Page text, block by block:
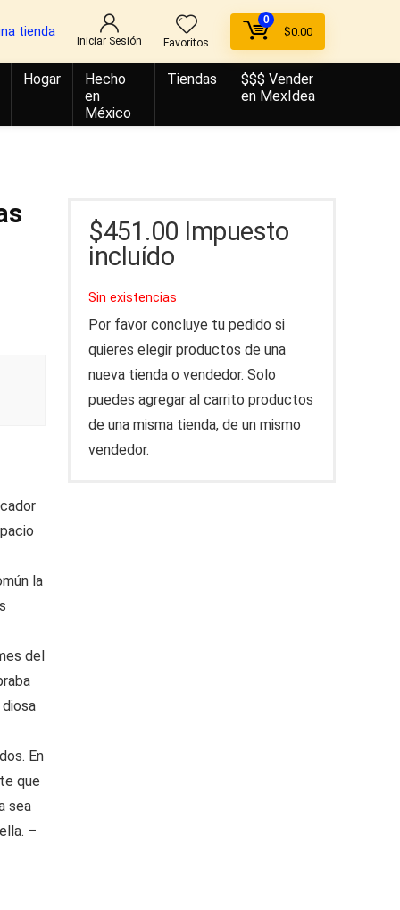
tienda
Iniciar Sesión Favoritos
0
$0.00
Hogar
Hecho
en
México
Tiendas
$$$ Vender
en MexIdea
la
del
En
que
sea
–
$451.00 Impuesto
incluído
Sin existencias
Por favor concluye tu pedido si
quieres elegir productos de una
nueva tienda o vendedor. Solo
puedes agregar al carrito productos
de una misma tienda, de un mismo
vendedor.